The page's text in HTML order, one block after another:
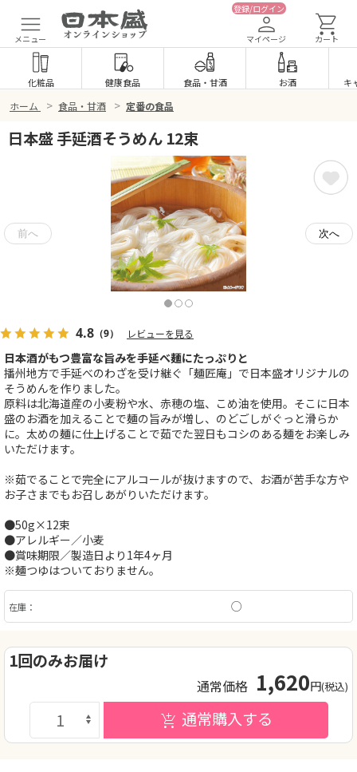
メニュー
登録/ログイン
マイページ カート
化粧品 健康食品 食品・ 甘酒 お酒 キ
ホーム > 食品・甘酒 > 定番の食品
日本盛 手延酒そうめん 12束
4.8 （9） レビューを見る
日本酒がもつ豊富な旨みを手延べ麺にたっぷりと
播州地方で手延べのわざを受け継ぐ「麺匠庵」で日本盛オリジナルの
そうめんを作りました。
原料は北海道産の小麦粉や水、赤穂の塩、こめ油を使用。そこに日本
盛のお酒を加えることで麺の旨みが増し、のどごしがぐっと滑らか
に。太めの麺に仕上げることで茹でた翌日もコシのある麺をお楽しみ
いただけます。
※茹でることで完全にアルコールが抜けますので、お酒が苦手な方や
お子さまでもお召しあがりいただけます。
●50g×12束
●アレルギー／小麦
●賞味期限／製造日より1年4ヶ月
※麺つゆはついておりません。
在庫： ○
1回のみお届け
通常価格 1,620円(税込)
通常購入する